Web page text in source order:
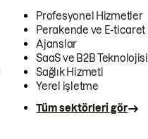
Profesyonel Hizmetler
Perakende ve E-ticaret
Ajanslar
SaaS ve B2B Teknolojisi
Sağlık Hizmeti
Yerel işletme
Tüm sektörleri gör